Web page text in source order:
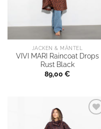
JACKEN & MÄNTEL
VIVI MARI Raincoat Drops
Rust Black
89,00 €